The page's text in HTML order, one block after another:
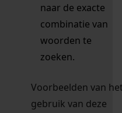
naar de exacte
combinatie van
woorden te
zoeken.
Voorbeelden van
gebruik van deze